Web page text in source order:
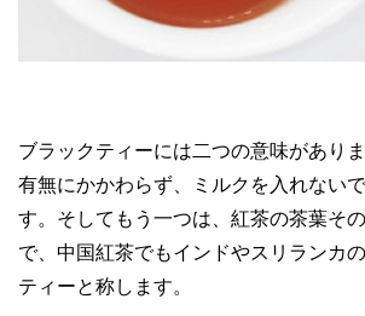
ブラックティーには二つの意味があり
有無にかかわらず、ミルクを入れない
す。そしてもう一つは、紅茶の茶葉そ
で、中国紅茶でもインドやスリランカ
ティーと称します。